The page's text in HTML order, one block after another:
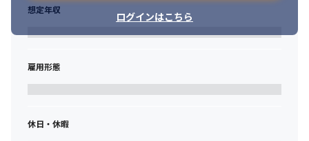
ログインはこちら
想定年収
雇用形態
休日・休暇